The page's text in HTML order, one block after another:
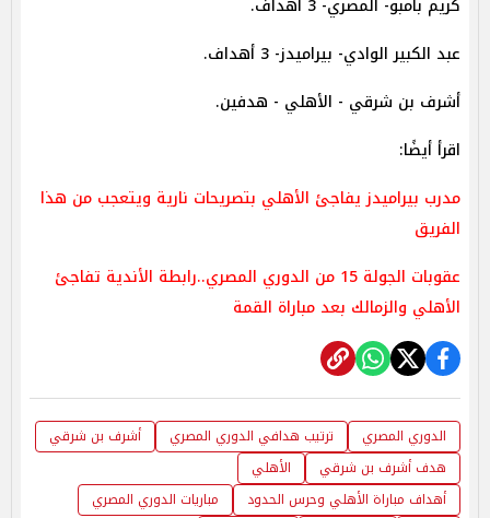
كريم بامبو- المصري- 3 أهداف.
عبد الكبير الوادي- بيراميدز- 3 أهداف.
أشرف بن شرقي - الأهلي - هدفين.
اقرأ أيضًا:
مدرب بيراميدز يفاجئ الأهلي بتصريحات نارية ويتعجب من هذا
الفريق
عقوبات الجولة 15 من الدوري المصري..رابطة الأندية تفاجئ
الأهلي والزمالك بعد مباراة القمة
الدوري المصري ترتيب هدافي الدوري المصري
أشرف بن شرقي
هدف أشرف بن شرقي
الأهلي
أهداف مباراة الأهلي وحرس الحدود
مباريات الدوري المصري